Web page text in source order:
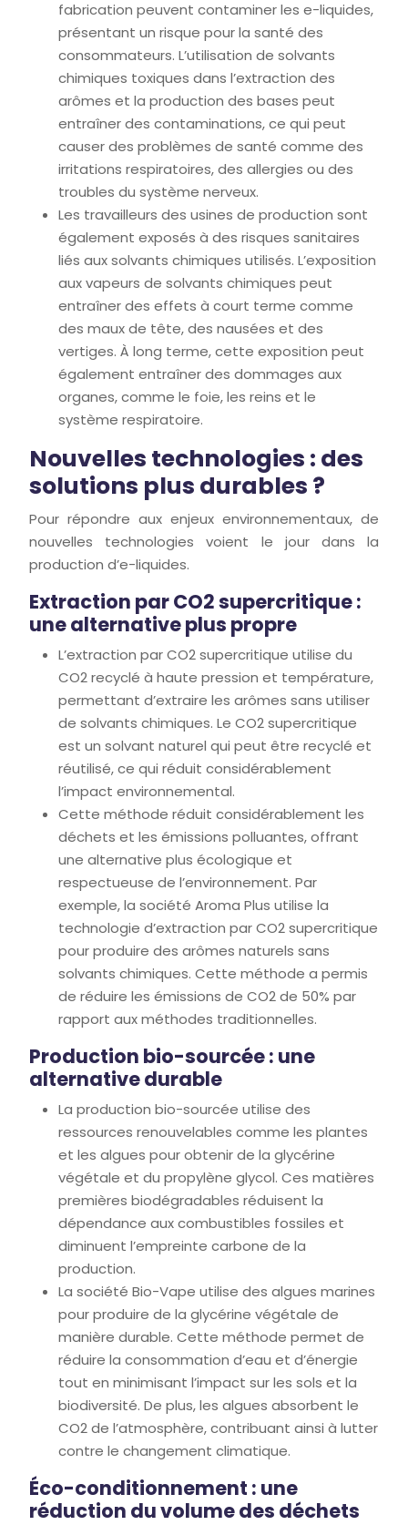
fabrication peuvent contaminer les e-liquides,
présentant un risque pour la santé des
consommateurs. L’utilisation de solvants
chimiques toxiques dans l’extraction des
arômes et la production des bases peut
entraîner des contaminations, ce qui peut
causer des problèmes de santé comme des
irritations respiratoires, des allergies ou des
troubles du système nerveux.
Les travailleurs des usines de production sont
également exposés à des risques sanitaires
liés aux solvants chimiques utilisés. L’exposition
aux vapeurs de solvants chimiques peut
entraîner des effets à court terme comme
des maux de tête, des nausées et des
vertiges. À long terme, cette exposition peut
également entraîner des dommages aux
organes, comme le foie, les reins et le
système respiratoire.
Nouvelles technologies : des
solutions plus durables ?
Pour répondre aux enjeux environnementaux, de
nouvelles technologies voient le jour dans la
production d’e-liquides.
Extraction par CO2 supercritique :
une alternative plus propre
L’extraction par CO2 supercritique utilise du
CO2 recyclé à haute pression et température,
permettant d’extraire les arômes sans utiliser
de solvants chimiques. Le CO2 supercritique
est un solvant naturel qui peut être recyclé et
réutilisé, ce qui réduit considérablement
l’impact environnemental.
Cette méthode réduit considérablement les
déchets et les émissions polluantes, offrant
une alternative plus écologique et
respectueuse de l’environnement. Par
exemple, la société Aroma Plus utilise la
technologie d’extraction par CO2 supercritique
pour produire des arômes naturels sans
solvants chimiques. Cette méthode a permis
de réduire les émissions de CO2 de 50% par
rapport aux méthodes traditionnelles.
Production bio-sourcée : une
alternative durable
La production bio-sourcée utilise des
ressources renouvelables comme les plantes
et les algues pour obtenir de la glycérine
végétale et du propylène glycol. Ces matières
premières biodégradables réduisent la
dépendance aux combustibles fossiles et
diminuent l’empreinte carbone de la
production.
La société Bio-Vape utilise des algues marines
pour produire de la glycérine végétale de
manière durable. Cette méthode permet de
réduire la consommation d’eau et d’énergie
tout en minimisant l’impact sur les sols et la
biodiversité. De plus, les algues absorbent le
CO2 de l’atmosphère, contribuant ainsi à lutter
contre le changement climatique.
Éco-conditionnement : une
réduction du volume des déchets